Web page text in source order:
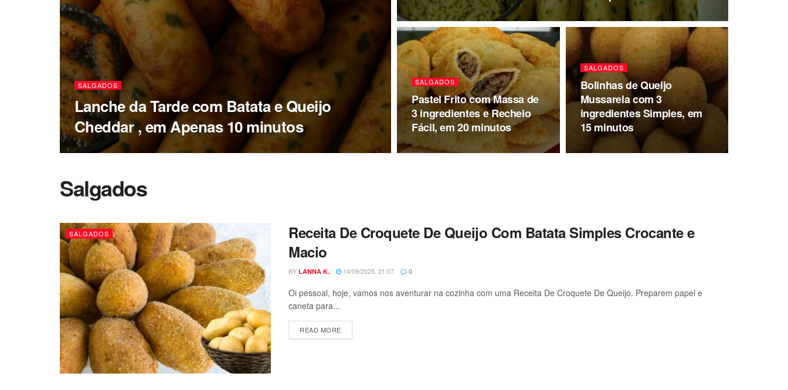
SALGADOS
Lanche da Tarde com Batata e Queijo
Cheddar , em Apenas 10 minutos
SALGADOS
Pastel Frito com Massa de
3 ingredientes e Recheio
Fácil, em 20 minutos
SALGADOS
Bolinhas de Queijo
Mussarela com 3
ingredientes Simples, em
15 minutos
Salgados
SALGADOS
Receita De Croquete De Queijo Com Batata Simples Crocante e
Macio
BY LANNA K. 14/09/2025, 21:07 0
Oi pessoal, hoje, vamos nos aventurar na cozinha com uma Receita De Croquete De Queijo. Preparem papel e
caneta para...
READ MOREDETAILS